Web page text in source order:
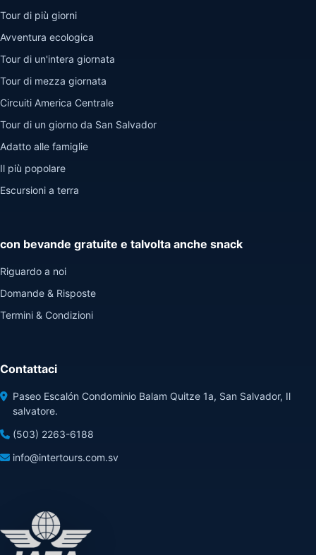
Tour di più giorni
Avventura ecologica
Tour di un'intera giornata
Tour di mezza giornata
Circuiti America Centrale
Tour di un giorno da San Salvador
Adatto alle famiglie
Il più popolare
Escursioni a terra
con bevande gratuite e talvolta anche snack
Riguardo a noi
Domande & Risposte
Termini & Condizioni
Contattaci
Paseo Escalón Condominio Balam Quitze 1a, San Salvador, Il
salvatore.
(503) 2263-6188
info@intertours.com.sv